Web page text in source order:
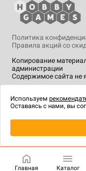
Копирование
администрации
Содержимое сайта не
Политика
Правила акций со
технологии.
Главная Каталог
Используем
Оставаясь с нами, вы